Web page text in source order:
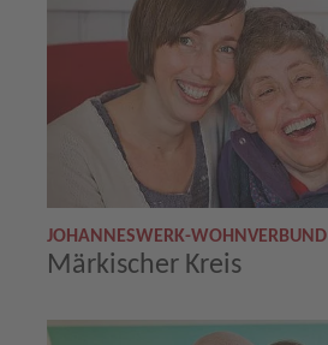
JOHANNESWERK-WOHNVERBUND
Märkischer Kreis